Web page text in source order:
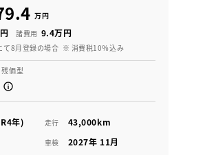
万円
諸費用 9.4万円
8月登録の場合 ※ 消費税10％込み
価型
年) 走行 43,000km
車検 2027年 11月